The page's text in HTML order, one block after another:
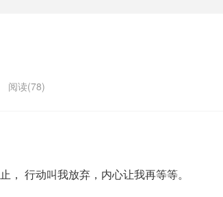
阅读(78)
， 行动叫我放弃，内心让我再等等。